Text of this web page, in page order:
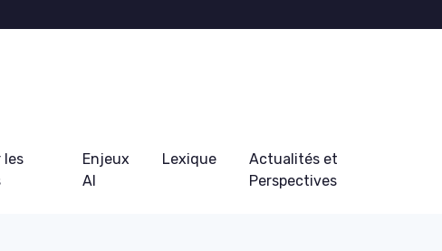
les
Enjeux
AI
Lexique
Actualités et
Perspectives